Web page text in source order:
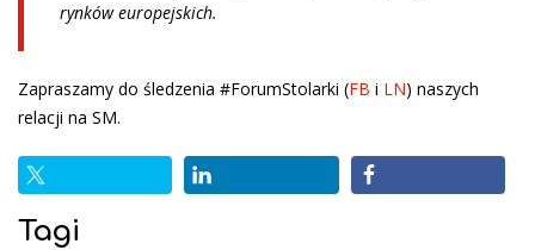
rynków europejskich.
Zapraszamy do śledzenia #ForumStolarki (FB i LN) naszych
relacji na SM.
Tagi